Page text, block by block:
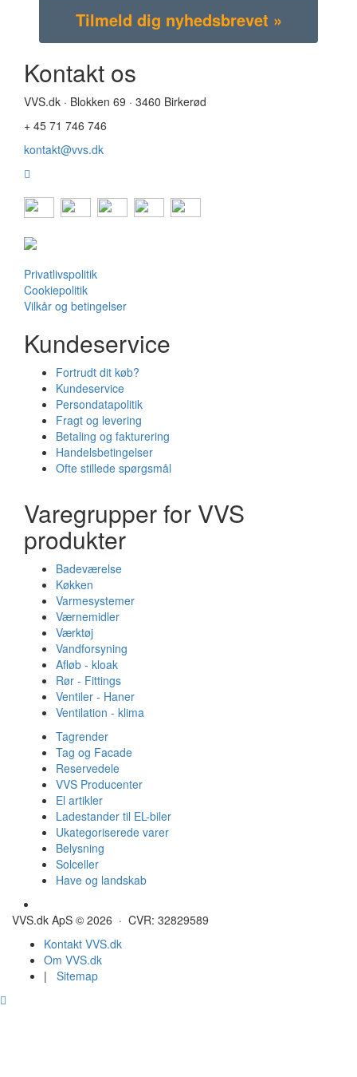
Kontakt os
VVS.dk · Blokken 69 · 3460 Birkerød
+ 45 71 746 746
kontakt@vvs.dk
Privatlivspolitik
Cookiepolitik
Vilkår og betingelser
Kundeservice
Fortrudt dit køb?
Kundeservice
Persondatapolitik
Fragt og levering
Betaling og fakturering
Handelsbetingelser
Ofte stillede spørgsmål
Varegrupper for VVS
produkter
Badeværelse
Køkken
Varmesystemer
Værnemidler
Værktøj
Vandforsyning
Afløb - kloak
Rør - Fittings
Ventiler - Haner
Ventilation - klima
Tagrender
Tag og Facade
Reservedele
VVS Producenter
El artikler
Ladestander til EL-biler
Ukategoriserede varer
Belysning
Solceller
Have og landskab
VVS.dk ApS © 2026 · CVR: 32829589
Kontakt VVS.dk
Om VVS.dk
| Sitemap